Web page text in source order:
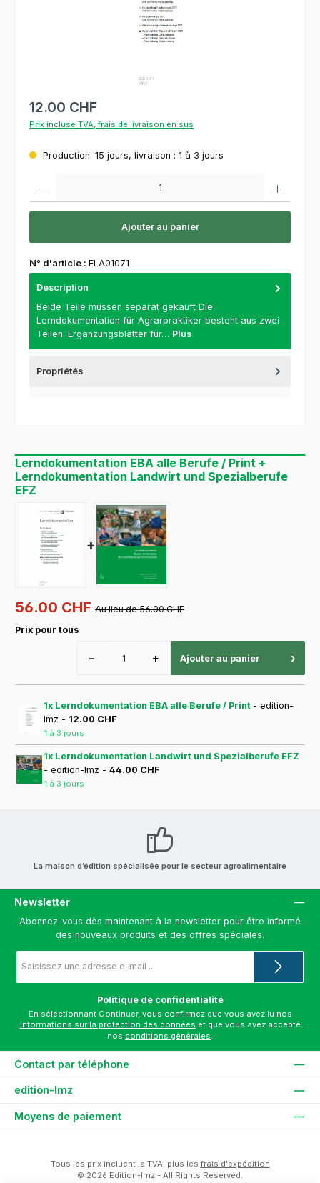
12.00 CHF
Prix incluse TVA, frais de livraison en sus
Production: 15 jours, livraison : 1 à 3 jours
Ajouter au panier
N° d'article : ELA01071
Description
Beide Teile müssen separat gekauft Die
Lerndokumentation für Agrarpraktiker besteht aus zwei
Teilen: Ergänzungsblätter für… Plus
Propriétés
Lerndokumentation EBA alle Berufe / Print +
Lerndokumentation Landwirt und Spezialberufe
EFZ
+
56.00 CHF Au lieu de 56.00 CHF
Prix pour tous
− + Ajouter au panier ›
1x Lerndokumentation EBA alle Berufe / Print - edition-
lmz - 12.00 CHF
1 à 3 jours
1x Lerndokumentation Landwirt und Spezialberufe EFZ
- edition-lmz - 44.00 CHF
1 à 3 jours
La maison d’édition spécialisée pour le secteur agroalimentaire
Newsletter
Abonnez-vous dès maintenant à la newsletter pour être informé
des nouveaux produits et des offres spéciales.
e-
*
Politique de confidentialité
informations sur la protection des données et que vous avez accepté
nos conditions générales.
Contact par téléphone
edition-lmz
Moyens de paiement
Tous les prix incluent la TVA, plus lesfrais d'expédition
© 2026 Edition-lmz - All Rights Reserved.